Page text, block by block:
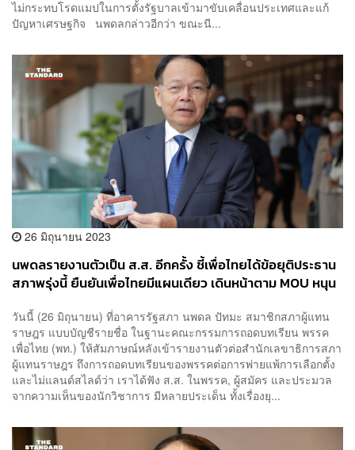
ไม่กระทบโรดแมปในการตั้งรัฐบาลเข้ามาขับเคลื่อนประเทศและแก้
ปัญหาเศรษฐกิจ นพดลกล่าวอีกว่า ขณะนี...
26 มิถุนายน 2023
นพดลรายงานตัวเป็น ส.ส. อีกครั้ง ชี้เพื่อไทยได้ข้อยุติประธาน
สภาพรุ่งนี้ ยืนยันเพื่อไทยมีแผนเดียว เดินหน้าตาม MOU หนุน
วันนี้ (26 มิถุนายน) ที่อาคารรัฐสภา นพดล ปัทมะ สมาชิกสภาผู้แทน
ราษฎร แบบบัญชีรายชื่อ ในฐานะคณะกรรมการถอดบทเรียน พรรค
เพื่อไทย (พท.) ให้สัมภาษณ์หลังเข้ารายงานตัวต่อสำนักเลขาธิการสภา
ผู้แทนราษฎร ถึงการถอดบทเรียนของพรรคต่อการพ่ายแพ้การเลือกตั้ง
และไม่แลนด์สไลด์ว่า เราได้ฟัง ส.ส. ในพรรค, ผู้สมัคร และประมวล
จากความเห็นของนักวิชาการ มีหลายประเด็น ทั้งเรื่องยุ...